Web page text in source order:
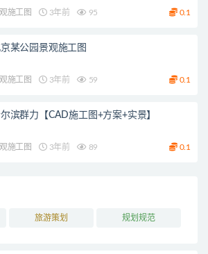
施工图 3年前 95 0.1
某公园景观施工图
施工图 3年前 59 0.1
滨群力【CAD施工图+方案+实景】
施工图 3年前 89 0.1
旅游策划 规划规范